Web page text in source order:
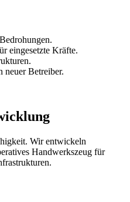
eingesetzte Kräfte.
neuer Betreiber.
Wir entwickeln
Handwerkszeug für